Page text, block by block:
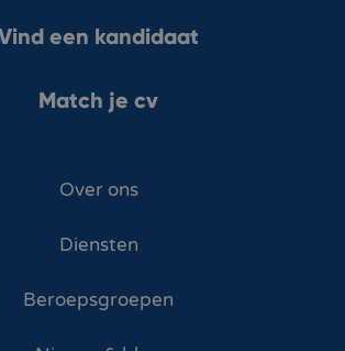
een kandidaat
Match je cv
Over ons
Diensten
Beroepsgroepen